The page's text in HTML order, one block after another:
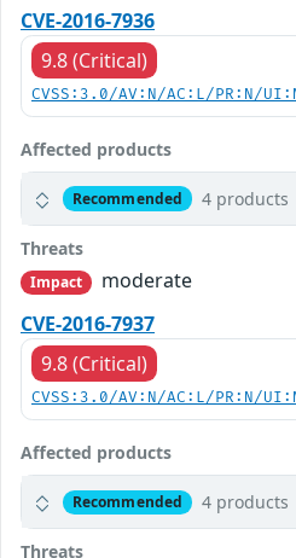
CVE-2016-7936
9.8 (Critical)
CVSS:3.0/AV:N/AC:L/PR:N/
Affected products
Recommended 4 products
Threats
Impact
moderate
CVE-2016-7937
9.8 (Critical)
CVSS:3.0/AV:N/AC:L/PR:N/
Affected products
Recommended 4 products
Threats